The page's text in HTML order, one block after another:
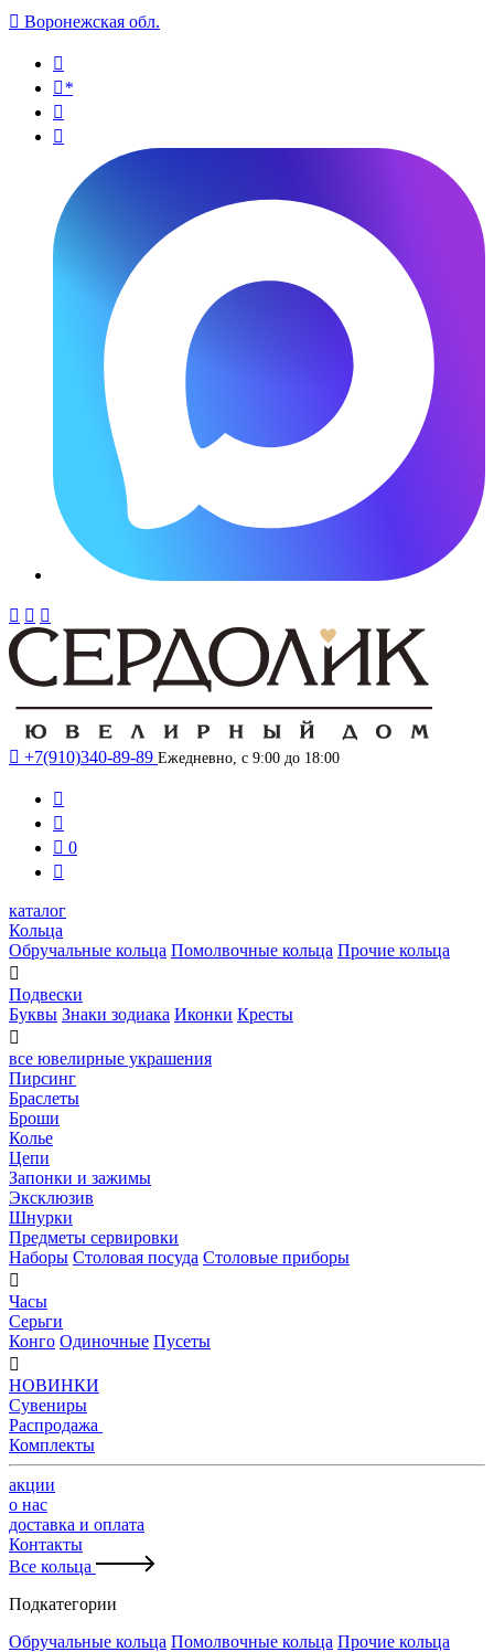
 Воронежская обл.

*


  
 +7(910)340-89-89 Ежедневно, с 9:00 до 18:00


 0

каталог
Кольца
Обручальные кольца Помолвочные кольца Прочие кольца

Подвески
Буквы Знаки зодиака Иконки Кресты

все ювелирные украшения
Пирсинг
Браслеты
Броши
Колье
Цепи
Запонки и зажимы
Эксклюзив
Шнурки
Предметы сервировки
Наборы Столовая посуда Столовые приборы

Часы
Серьги
Конго Одиночные Пусеты

НОВИНКИ
Сувениры
Распродажа
Комплекты
акции
о нас
доставка и оплата
Контакты
Все кольца
Подкатегории
Обручальные кольца Помолвочные кольца Прочие кольца